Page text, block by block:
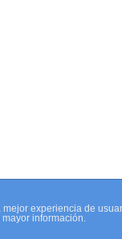
experiencia de
información.